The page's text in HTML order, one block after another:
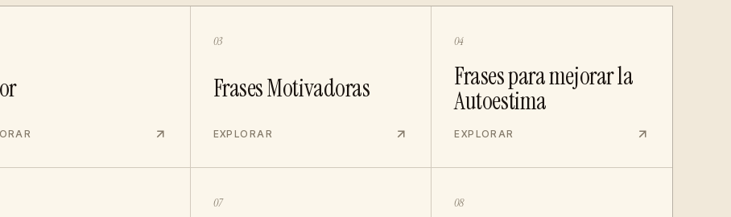
03
Frases Motivadoras
EXPLORAR
04
Frases para mejorar la
Autoestima
EXPLORAR
07 08